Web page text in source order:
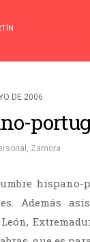
DE 2006
, Zamora
hispano-
Además